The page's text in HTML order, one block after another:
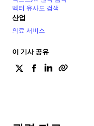
벡터 유사도 검색
산업
의료 서비스
이 기사 공유